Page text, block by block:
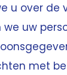
u over de
uw
met